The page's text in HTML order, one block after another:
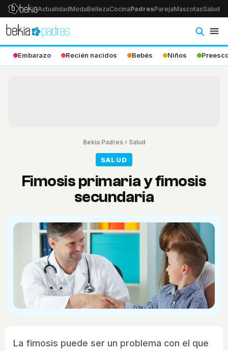
ActualidadModaBellezaCocinaPadresParejaMascotasSalud
Embarazo Recién nacidos Bebés Niños
Bekia Padres› Salud
SALUD
Fimosis primaria y fimosis
secundaria
La fimosis puede ser un problema con el que